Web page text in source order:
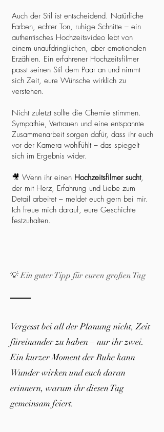
Auch der Stil ist entscheidend. Natürliche
Farben, echter Ton, ruhige Schnitte – ein
authentisches Hochzeitsvideo lebt von
einem unaufdringlichen, aber emotionalen
Erzählen. Ein erfahrener Hochzeitsfilmer
passt seinen Stil dem Paar an und nimmt
sich Zeit, eure Wünsche wirklich zu
verstehen.
Nicht zuletzt sollte die Chemie stimmen.
Sympathie, Vertrauen und eine entspannte
Zusammenarbeit sorgen dafür, dass ihr euch
vor der Kamera wohlfühlt – das spiegelt
sich im Ergebnis wider.
🎥 Wenn ihr einen Hochzeitsfilmer sucht,
der mit Herz, Erfahrung und Liebe zum
Detail arbeitet – meldet euch gern bei mir.
Ich freue mich darauf, eure Geschichte
festzuhalten.
💡 Ein guter Tipp für euren großen Tag
Vergesst bei all der Planung nicht, Zeit
füreinander zu haben – nur ihr zwei.
Ein kurzer Moment der Ruhe kann
Wunder wirken und euch daran
erinnern, warum ihr diesen Tag
gemeinsam feiert.